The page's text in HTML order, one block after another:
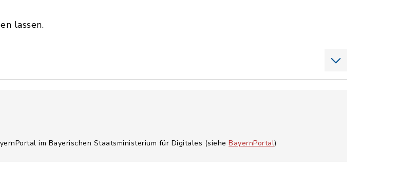
lassen.
im Bayerischen Staatsministerium für Digitales (siehe BayernPortal)